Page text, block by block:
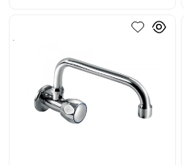
.